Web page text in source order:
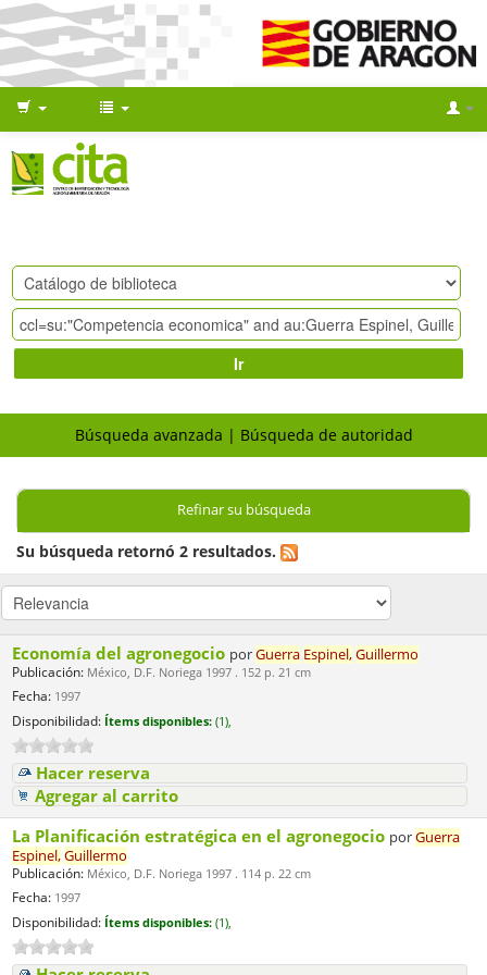
Ir
Búsqueda avanzada Búsqueda de autoridad
Refinar su búsqueda
Su búsqueda retornó 2 resultados.
Economía del agronegocio porGuerra Espinel,Guillermo
Publicación: México, D.F. Noriega 1997 . 152 p. 21 cm
Fecha: 1997
Disponibilidad: Ítems disponibles: (1),
Hacer reserva
Agregar al carrito
La Planificación estratégica en el agronegocio porGuerra
Espinel,Guillermo
Publicación: México, D.F. Noriega 1997 . 114 p. 22 cm
Fecha: 1997
Disponibilidad: Ítems disponibles: (1),